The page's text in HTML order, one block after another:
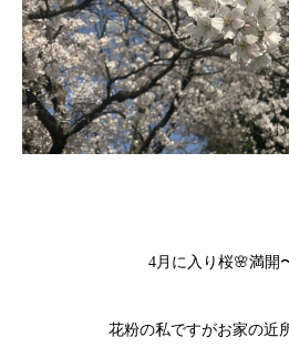
4月に入り桜🌸満開
花粉の私ですがお家の近